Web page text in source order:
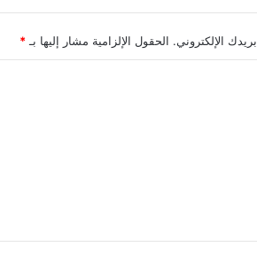
الإلكتروني. الحقول الإلزامية مشار إليها بـ *